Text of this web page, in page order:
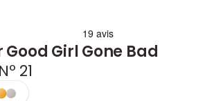
Girl Gone Bad
21